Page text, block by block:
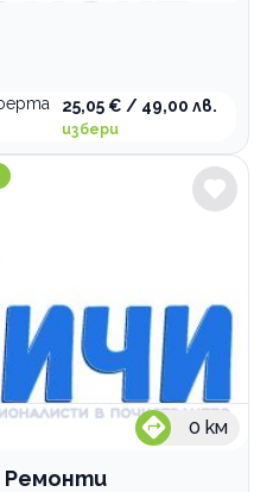
25,05 € / 49,00 лв.
избери
0 км
Ремонти